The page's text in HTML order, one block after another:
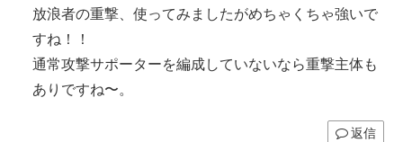
放浪者の重撃、使ってみましたがめちゃくちゃ強いで
すね！！
通常攻撃サポーターを編成していないなら重撃主体も
ありですね〜。
返信